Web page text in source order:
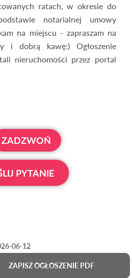
ratach, w okresie do
notarialnej umowy
na miejscu - zapraszam na
i dobrą kawę:) Ogłoszenie
nieruchomości przez portal
ZADZWOŃ
PYTANIE
06-12
ZAPISZ OGŁOSZENIE PDF